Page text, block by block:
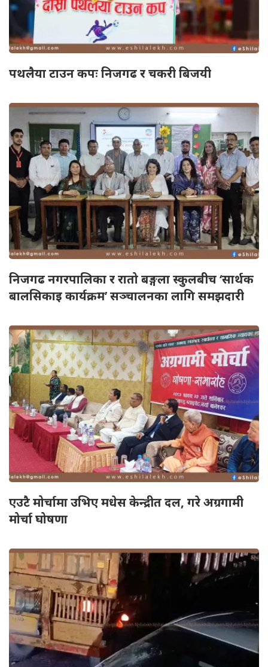
पथलैया टाउन कपः निजगढ र चकरी बिजयी
निजगढ नगरपालिका र रातो बङ्गला स्कुलबीच ‘सार्थक
बालसिकाइ कार्यक्रम’ सञ्चालनका लागि समझदारी
एउटै मोर्चामा उभिए मधेस केन्द्रीत दल, गरे अग्रगामी
मोर्चा घोषणा